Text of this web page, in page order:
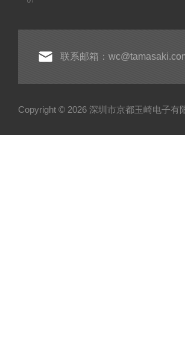
联系邮箱：
Copyright © 2026 深圳市京都玉崎电子有